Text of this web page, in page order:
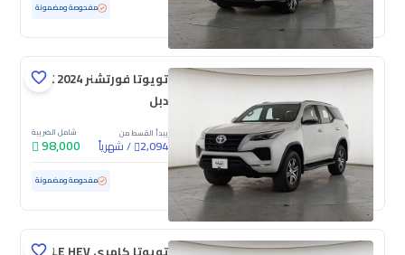
مستعملة 92,799 كم مفحوصة ومضمونة
تويوتا فورتشنر GX 2024
دبل
يبدأ القسط من
2,094
/شهرياً
شامل الضريبة
98,000
مستعملة 136,785 كم مفحوصة ومضمونة